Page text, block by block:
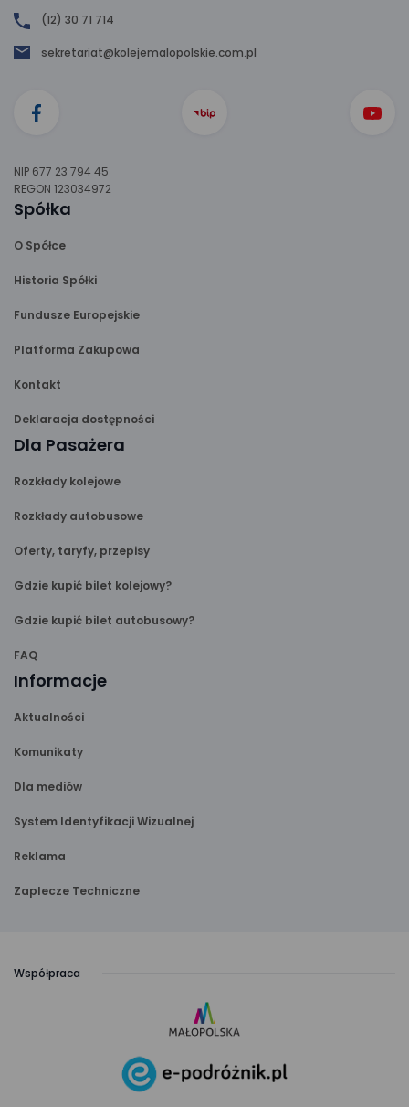
(12) 30 71 714
sekretariat@kolejemalopolskie.com.pl
NIP 677 23 794 45
REGON 123034972
Spółka
O Spółce
Historia Spółki
Fundusze Europejskie
Platforma Zakupowa
Kontakt
Deklaracja dostępności
Dla Pasażera
Rozkłady kolejowe
Rozkłady autobusowe
Oferty, taryfy, przepisy
Gdzie kupić bilet kolejowy?
Gdzie kupić bilet autobusowy?
FAQ
Informacje
Aktualności
Komunikaty
Dla mediów
System Identyfikacji Wizualnej
Reklama
Zaplecze Techniczne
Współpraca
w nowejlink
otwiera